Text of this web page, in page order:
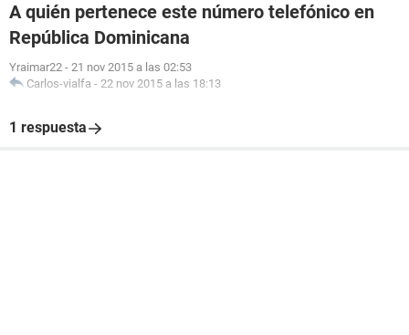
A quién pertenece este número telefónico en
República Dominicana
Yraimar22 - 21 nov 2015 a las 02:53
Carlos-vialfa - 22 nov 2015 a las 18:13
1 respuesta